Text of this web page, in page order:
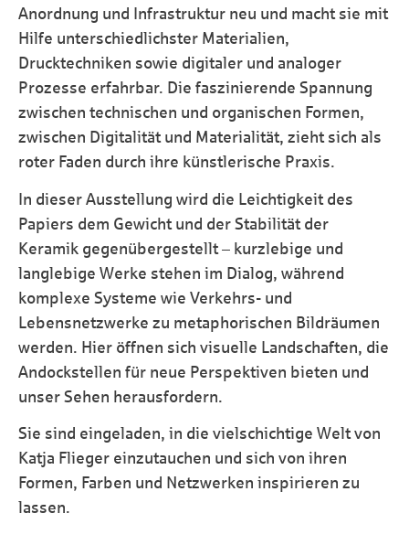
Anordnung und Infrastruktur neu und macht sie mit
Hilfe unterschiedlichster Materialien,
Drucktechniken sowie digitaler und analoger
Prozesse erfahrbar. Die faszinierende Spannung
zwischen technischen und organischen Formen,
zwischen Digitalität und Materialität, zieht sich als
roter Faden durch ihre künstlerische Praxis.
In dieser Ausstellung wird die Leichtigkeit des
Papiers dem Gewicht und der Stabilität der
Keramik gegenübergestellt – kurzlebige und
langlebige Werke stehen im Dialog, während
komplexe Systeme wie Verkehrs- und
Lebensnetzwerke zu metaphorischen Bildräumen
werden. Hier öffnen sich visuelle Landschaften, die
Andockstellen für neue Perspektiven bieten und
unser Sehen herausfordern.
Sie sind eingeladen, in die vielschichtige Welt von
Katja Flieger einzutauchen und sich von ihren
Formen, Farben und Netzwerken inspirieren zu
lassen.